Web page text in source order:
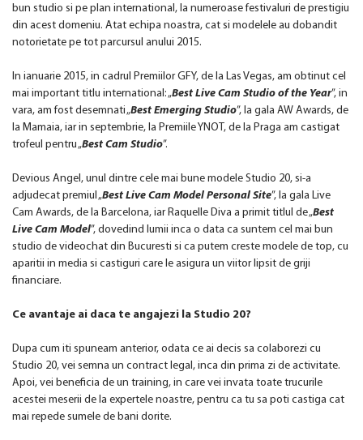
bun studio si pe plan international, la numeroase festivaluri de prestigiu
din acest domeniu. Atat echipa noastra, cat si modelele au dobandit
notorietate pe tot parcursul anului 2015.
In ianuarie 2015, in cadrul Premiilor GFY, de la Las Vegas, am obtinut cel
mai important titlu international: „Best Live Cam Studio of the Year”, in
vara, am fost desemnati „Best Emerging Studio”, la gala AW Awards, de
la Mamaia, iar in septembrie, la Premiile YNOT, de la Praga am castigat
trofeul pentru „Best Cam Studio”.
Devious Angel, unul dintre cele mai bune modele Studio 20, si-a
adjudecat premiul „Best Live Cam Model Personal Site”, la gala Live
Cam Awards, de la Barcelona, iar Raquelle Diva a primit titlul de „Best
Live Cam Model”, dovedind lumii inca o data ca suntem cel mai bun
studio de videochat din Bucuresti si ca putem creste modele de top, cu
aparitii in media si castiguri care le asigura un viitor lipsit de griji
financiare.
Ce avantaje ai daca te angajezi la Studio 20?
Dupa cum iti spuneam anterior, odata ce ai decis sa colaborezi cu
Studio 20, vei semna un contract legal, inca din prima zi de activitate.
Apoi, vei beneficia de un training, in care vei invata toate trucurile
acestei meserii de la expertele noastre, pentru ca tu sa poti castiga cat
mai repede sumele de bani dorite.